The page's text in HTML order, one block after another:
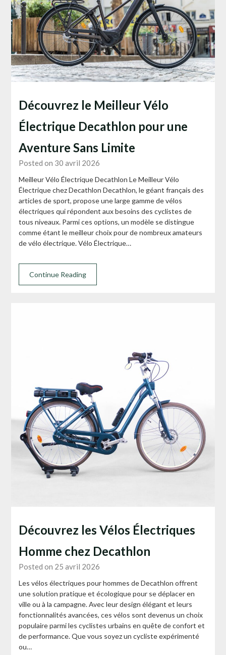
Découvrez le Meilleur Vélo
Électrique Decathlon pour une
Aventure Sans Limite
Posted on 30 avril 2026
Meilleur Vélo Électrique Decathlon Le Meilleur Vélo
Électrique chez Decathlon Decathlon, le géant français des
articles de sport, propose une large gamme de vélos
électriques qui répondent aux besoins des cyclistes de
tous niveaux. Parmi ces options, un modèle se distingue
comme étant le meilleur choix pour de nombreux amateurs
de vélo électrique. Vélo Électrique…
Continue Reading
Découvrez les Vélos Électriques
Homme chez Decathlon
Posted on 25 avril 2026
Les vélos électriques pour hommes de Decathlon offrent
une solution pratique et écologique pour se déplacer en
ville ou à la campagne. Avec leur design élégant et leurs
fonctionnalités avancées, ces vélos sont devenus un choix
populaire parmi les cyclistes urbains en quête de confort et
de performance. Que vous soyez un cycliste expérimenté
ou…